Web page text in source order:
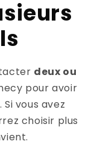
deux ou
pour avoir
vous avez
choisir plus